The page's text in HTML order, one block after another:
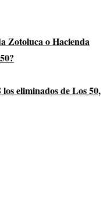
Zotoluca o Hacienda
eliminados de Los 50,